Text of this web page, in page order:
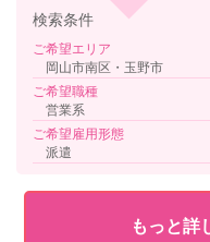
検索条件
ご希望エリア
岡山市南区・玉野市
ご希望職種
営業系
ご希望雇用形態
派遣
もっと詳